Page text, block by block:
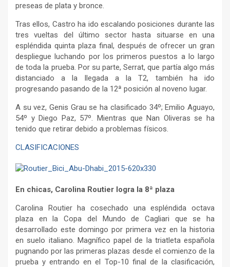
preseas de plata y bronce.
Tras ellos, Castro ha ido escalando posiciones durante las
tres vueltas del último sector hasta situarse en una
espléndida quinta plaza final, después de ofrecer un gran
despliegue luchando por los primeros puestos a lo largo
de toda la prueba. Por su parte, Serrat, que partía algo más
distanciado a la llegada a la T2, también ha ido
progresando pasando de la 12ª posición al noveno lugar.
A su vez, Genis Grau se ha clasificado 34º; Emilio Aguayo,
54º y Diego Paz, 57º. Mientras que Nan Oliveras se ha
tenido que retirar debido a problemas físicos.
CLASIFICACIONES
En chicas, Carolina Routier logra la 8ª plaza
Carolina Routier ha cosechado una espléndida octava
plaza en la Copa del Mundo de Cagliari que se ha
desarrollado este domingo por primera vez en la historia
en suelo italiano. Magnífico papel de la triatleta española
pugnando por las primeras plazas desde el comienzo de la
prueba y entrando en el Top-10 final de la clasificación,